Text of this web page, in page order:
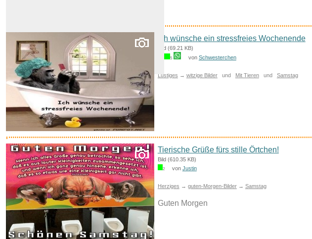
Google Play-Geschenkgutschein
...
Anzeige
Gritin Fitnessbänder [5er...
Ich wünsche ein stressfreies Wochenende
Bild (69.21 KB)
5 von Schwesterchen
Lustiges → witzige Bilderund Mit Tierenund Samstag
Tierische Grüße fürs stille Örtchen!
Bild (610.35 KB)
2 von Justin
Herziges → guten-Morgen-Bilder→ Samstag
Guten Morgen